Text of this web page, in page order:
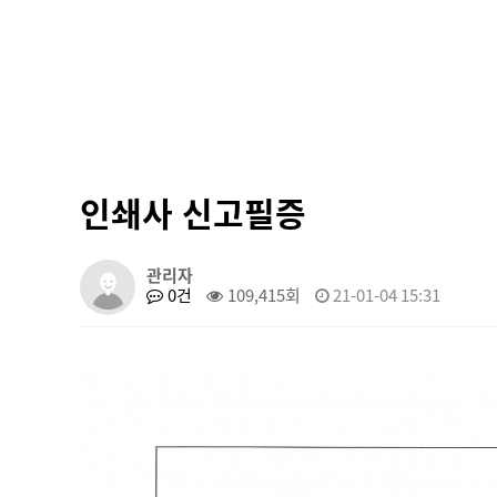
인쇄사 신고필증
관리자
0건
109,415회 21-01-04 15:31